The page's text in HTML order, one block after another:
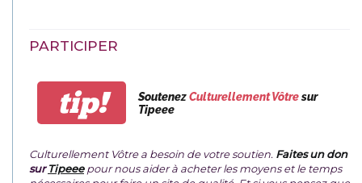
PARTICIPER
tip! SoutenezCulturellement Vôtresur
Tipeee
Culturellement Vôtre a besoin de votre soutien. Faites un don
surTipeeepour nous aider à acheter les moyens et le temps